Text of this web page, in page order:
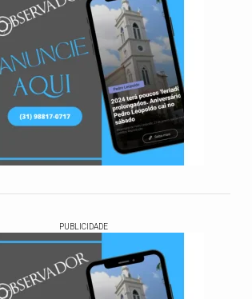
PUBLICIDADE